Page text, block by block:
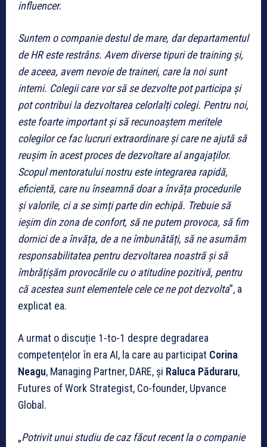
influencer.
Suntem o companie destul de mare, dar departamentul
de HR este restrâns. Avem diverse tipuri de training și,
de aceea, avem nevoie de traineri, care la noi sunt
interni. Colegii care vor să se dezvolte pot participa și
pot contribui la dezvoltarea celorlalți colegi. Pentru noi,
este foarte important și să recunoaștem meritele
colegilor ce fac lucruri extraordinare și care ne ajută să
reușim în acest proces de dezvoltare al angajaților.
Scopul mentoratului nostru este integrarea rapidă,
eficientă, care nu înseamnă doar a învăța procedurile
și valorile, ci a se simți parte din echipă. Trebuie să
ieșim din zona de confort, să ne putem provoca, să fim
dornici de a învăța, de a ne îmbunătăți, să ne asumăm
responsabilitatea pentru dezvoltarea noastră și să
îmbrățișăm provocările cu o atitudine pozitivă, pentru
că acestea sunt elementele cele ce ne pot dezvolta”, a
explicat ea.
A urmat o discuție 1-to-1 despre degradarea
competențelor în era AI, la care au participat Corina
Neagu, Managing Partner, DARE, și Raluca Păduraru,
Futures of Work Strategist, Co-founder, Upvance
Global.
„Potrivit unui studiu de caz făcut recent la o companie